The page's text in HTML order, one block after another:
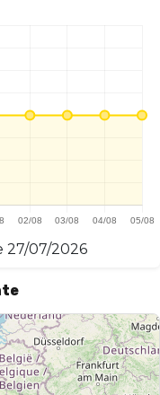
27/07/2026